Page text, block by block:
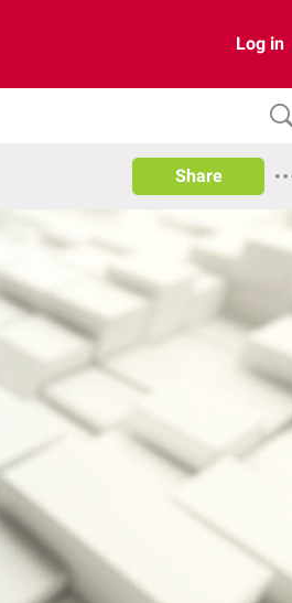
Log in
Share